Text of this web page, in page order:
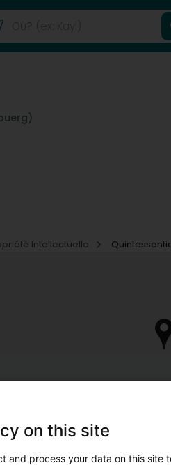
Intellectuelle
on this site
and process your data on this site